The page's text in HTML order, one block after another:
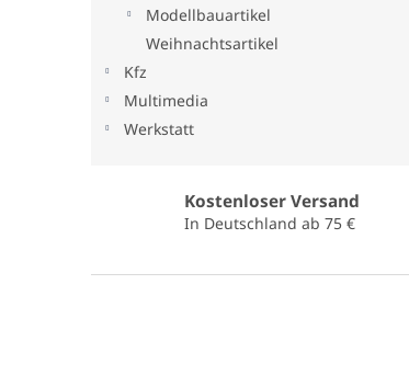
Modellbauartikel
Weihnachtsartikel
Kfz
Multimedia
Werkstatt
Kostenloser Versand
In Deutschland ab 75 €